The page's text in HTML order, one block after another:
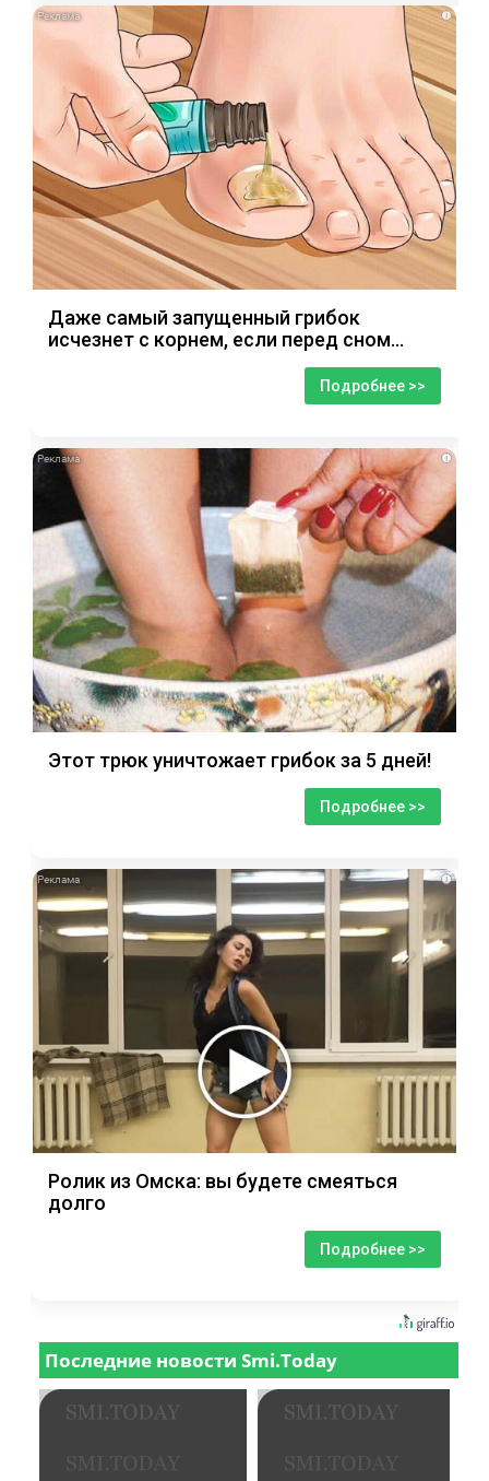
i
Даже самый запущенный грибок
исчезнет с корнем, если перед сном…
Подробнее >>
i
Этот трюк уничтожает грибок за 5 дней!
Подробнее >>
i
Ролик из Омска: вы будете смеяться
долго
Подробнее >>